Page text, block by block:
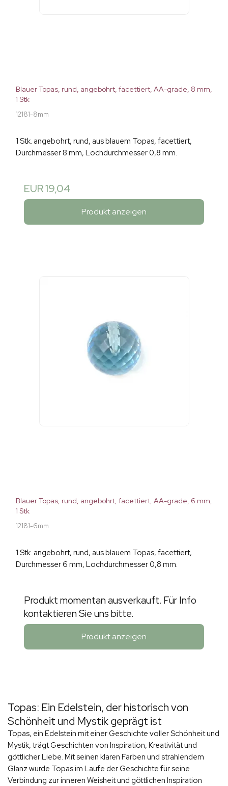
Blauer Topas, rund, angebohrt, facettiert, AA-grade, 8 mm,
1 Stk
12181-8mm
1 Stk. angebohrt, rund, aus blauem Topas, facettiert,
Durchmesser 8 mm, Lochdurchmesser 0,8 mm.
EUR 19,04
Produkt anzeigen
Blauer Topas, rund, angebohrt, facettiert, AA-grade, 6 mm,
1 Stk
12181-6mm
1 Stk. angebohrt, rund, aus blauem Topas, facettiert,
Durchmesser 6 mm, Lochdurchmesser 0,8 mm.
Produkt momentan ausverkauft. Für Info
kontaktieren Sie uns bitte.
Produkt anzeigen
Topas: Ein Edelstein, der historisch von
Schönheit und Mystik geprägt ist
Topas, ein Edelstein mit einer Geschichte voller Schönheit und
Mystik, trägt Geschichten von Inspiration, Kreativität und
göttlicher Liebe. Mit seinen klaren Farben und strahlendem
Glanz wurde Topas im Laufe der Geschichte für seine
Verbindung zur inneren Weisheit und göttlichen Inspiration